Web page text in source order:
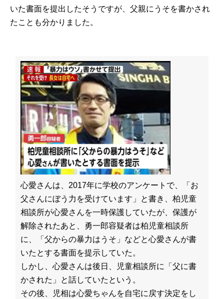
いた書面を提出したそうですが、父親にうそを書かされ
たことも分かりました。
心愛さんは、2017年に学校のアンケートで、「お
父さんにぼう力を受けています」と書き、柏児童
相談所が心愛さんを一時保護していたが、保護が
解除されたあと、勇一郎容疑者は柏児童相談所
に、「父からの暴力はうそ」などと心愛さんが書
いたとする書面を提示していた。
しかし、心愛さんは後日、児童相談所に「父に書
かされた」と話していたという。
その後、児相は心愛ちゃんを自宅に戻す決定をし